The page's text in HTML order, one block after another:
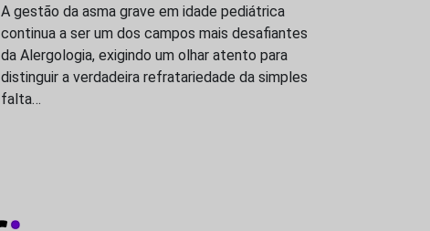
A gestão da asma grave em idade pediátrica
continua a ser um dos campos mais desafiantes
da Alergologia, exigindo um olhar atento para
distinguir a verdadeira refratariedade da simples
falta…